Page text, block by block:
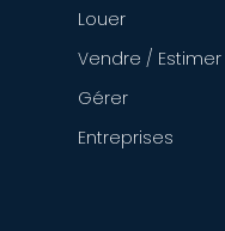
Louer
Vendre / Estimer
Gérer
Entreprises